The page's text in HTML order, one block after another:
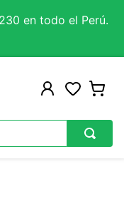
en todo el Perú.